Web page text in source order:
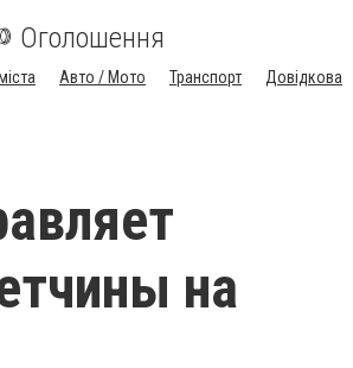
Оголошення
Авто / Мото Транспорт Довідкова
на